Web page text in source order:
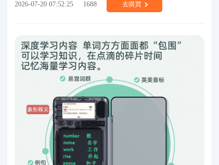
2026-07-20 07:52:25 1688 去購買